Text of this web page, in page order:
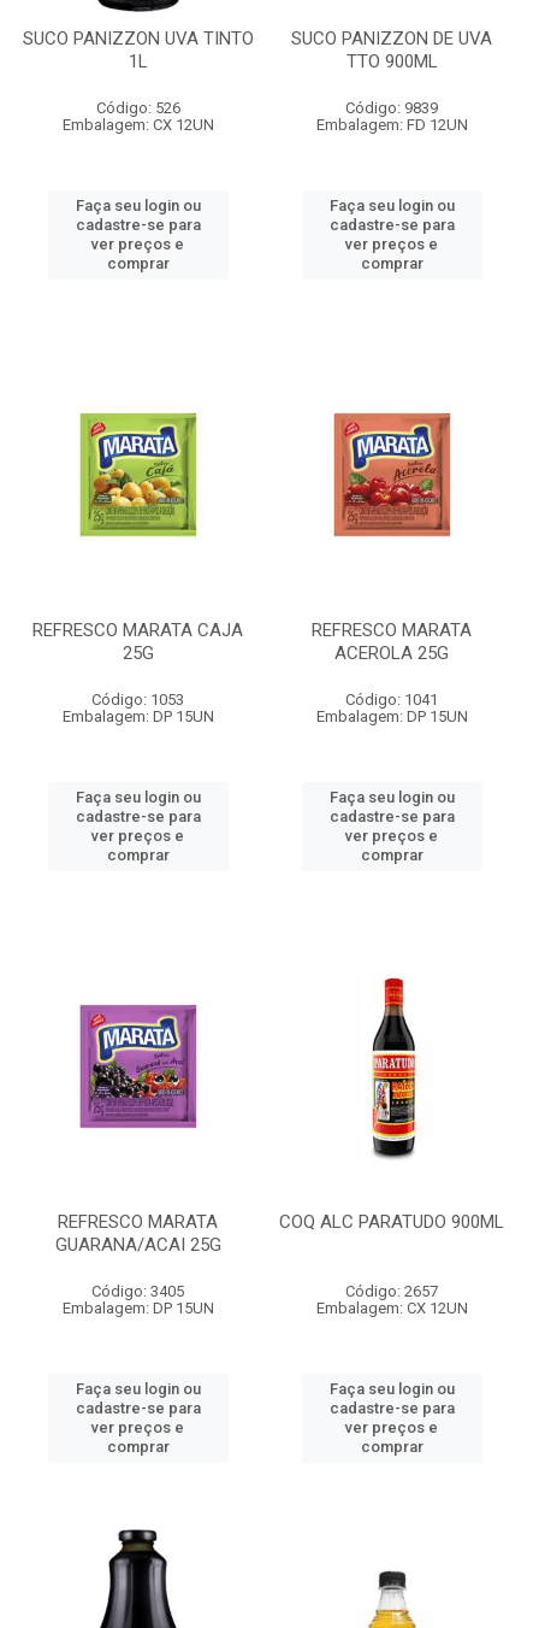
SUCO PANIZZON UVA TINTO
1L
Código: 526
Embalagem: CX 12UN
Faça seu login ou
cadastre-se para
ver preços e
comprar
SUCO PANIZZON DE UVA
TTO 900ML
Código: 9839
Embalagem: FD 12UN
Faça seu login ou
cadastre-se para
ver preços e
comprar
REFRESCO MARATA CAJA
25G
Código: 1053
Embalagem: DP 15UN
Faça seu login ou
cadastre-se para
ver preços e
comprar
REFRESCO MARATA
ACEROLA 25G
Código: 1041
Embalagem: DP 15UN
Faça seu login ou
cadastre-se para
ver preços e
comprar
REFRESCO MARATA
GUARANA/ACAI 25G
Código: 3405
Embalagem: DP 15UN
Faça seu login ou
cadastre-se para
ver preços e
comprar
COQ ALC PARATUDO 900ML
Código: 2657
Embalagem: CX 12UN
Faça seu login ou
cadastre-se para
ver preços e
comprar